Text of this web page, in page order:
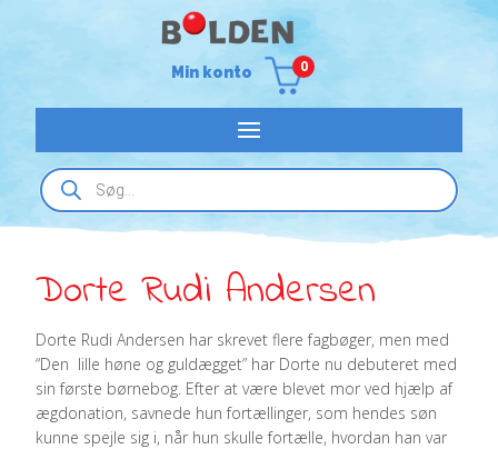
Min konto 0
Products
search
Dorte Rudi Andersen
Dorte Rudi Andersen har skrevet flere fagbøger, men med
“Den lille høne og guldægget” har Dorte nu debuteret med
sin første børnebog. Efter at være blevet mor ved hjælp af
ægdonation, savnede hun fortællinger, som hendes søn
kunne spejle sig i, når hun skulle fortælle, hvordan han var